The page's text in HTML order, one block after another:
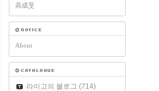
高成旻
About
라이고의 블로그 (714)